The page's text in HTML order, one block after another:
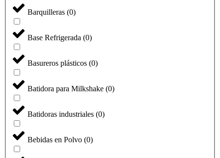
Barquilleras (0)
Base Refrigerada (0)
Basureros plásticos (0)
Batidora para Milkshake (0)
Batidoras industriales (0)
Bebidas en Polvo (0)